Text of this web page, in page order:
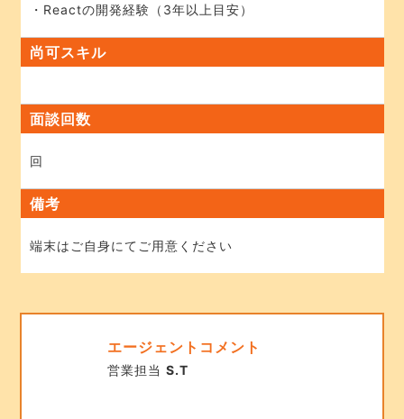
・Reactの開発経験（3年以上目安）
尚可スキル
面談回数
回
備考
端末はご自身にてご用意ください
エージェントコメント
営業担当 S.T